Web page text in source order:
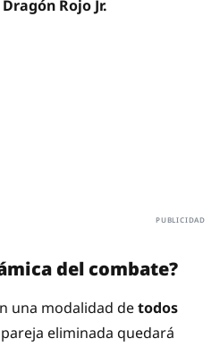
Dragón Rojo Jr.
del combate?
una modalidad detodos
eliminada quedará